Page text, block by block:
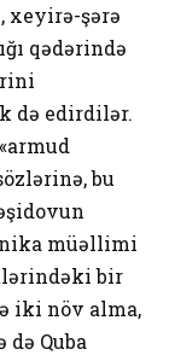
xeyirə-şərə
qədərində
də edirdilər.
bu
müəllimi
bir
iki növ alma,
də Quba